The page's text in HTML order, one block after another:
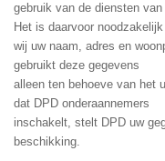
gebruik van de diensten
Het is daarvoor
wij uw naam, adres en
gebruikt deze gegevens
alleen ten behoeve van het
dat DPD onderaannemers
inschakelt, stelt DPD uw
beschikking.